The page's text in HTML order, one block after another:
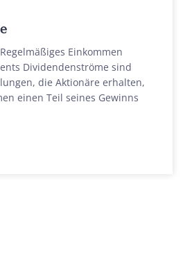
Einkommen
Dividendenströme sind
die Aktionäre erhalten,
einen Teil seines Gewinns